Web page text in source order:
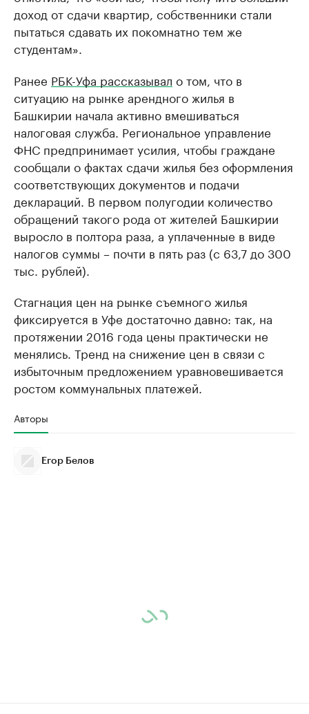
доход от сдачи квартир, собственники стали
пытаться сдавать их покомнатно тем же
студентам».
Ранее РБК-Уфа рассказывал о том, что в
ситуацию на рынке арендного жилья в
Башкирии начала активно вмешиваться
налоговая служба. Региональное управление
ФНС предпринимает усилия, чтобы граждане
сообщали о фактах сдачи жилья без оформления
соответствующих документов и подачи
деклараций. В первом полугодии количество
обращений такого рода от жителей Башкирии
выросло в полтора раза, а уплаченные в виде
налогов суммы – почти в пять раз (с 63,7 до 300
тыс. рублей).
Стагнация цен на рынке съемного жилья
фиксируется в Уфе достаточно давно: так, на
протяжении 2016 года цены практически не
менялись. Тренд на снижение цен в связи с
избыточным предложением уравновешивается
ростом коммунальных платежей.
Авторы
Егор Белов